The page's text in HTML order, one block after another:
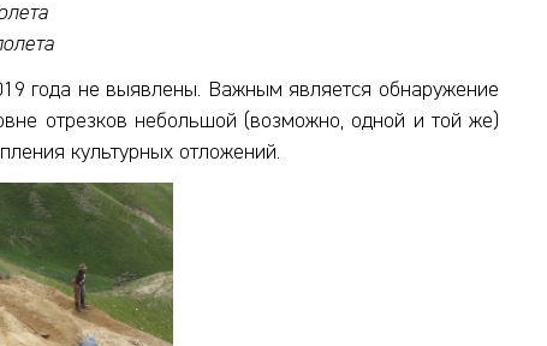
года не выявлены. Важным является обнаружение
отрезков небольшой (возможно, одной и той же)
культурных отложений.